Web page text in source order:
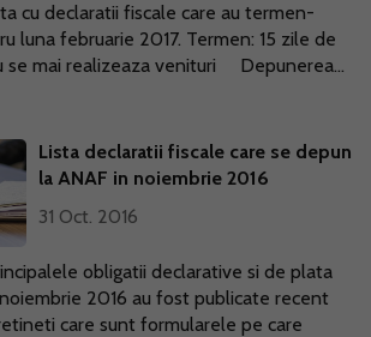
cu declaratii fiscale care au termen-
luna februarie 2017. Termen: 15 zile de
se mai realizeaza venituri Depunerea...
Lista declaratii fiscale care se depun
la ANAF in noiembrie 2016
31 Oct. 2016
obligatii declarative si de plata
2016 au fost publicate recent
care sunt formularele pe care